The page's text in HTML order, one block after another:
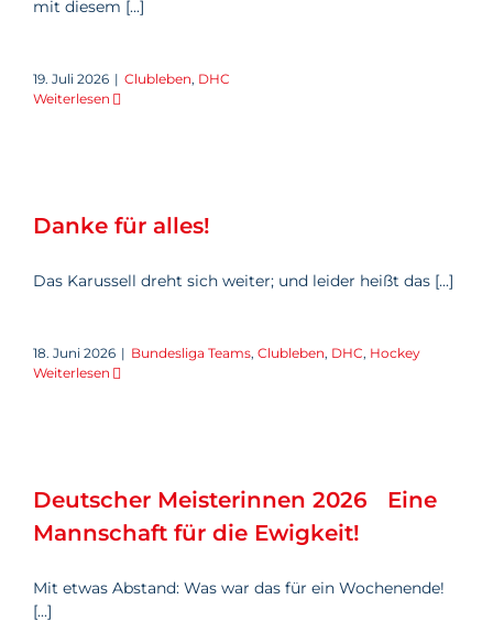
mit diesem [...]
19. Juli 2026 | Clubleben, DHC
Weiterlesen
Danke für alles!
Das Karussell dreht sich weiter; und leider heißt das [...]
18. Juni 2026 | Bundesliga Teams, Clubleben, DHC, Hockey
Weiterlesen
Ewigkeit!
Deutscher Meisterinnen 2026 Eine
Mannschaft für die Ewigkeit!
Mit etwas Abstand: Was war das für ein Wochenende!
[...]